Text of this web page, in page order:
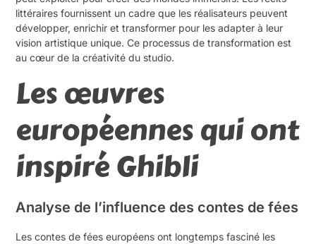
littéraires fournissent un cadre que les réalisateurs peuvent
développer, enrichir et transformer pour les adapter à leur
vision artistique unique. Ce processus de transformation est
au cœur de la créativité du studio.
Les œuvres
européennes qui ont
inspiré Ghibli
Analyse de l’influence des contes de fées
Les contes de fées européens ont longtemps fasciné les